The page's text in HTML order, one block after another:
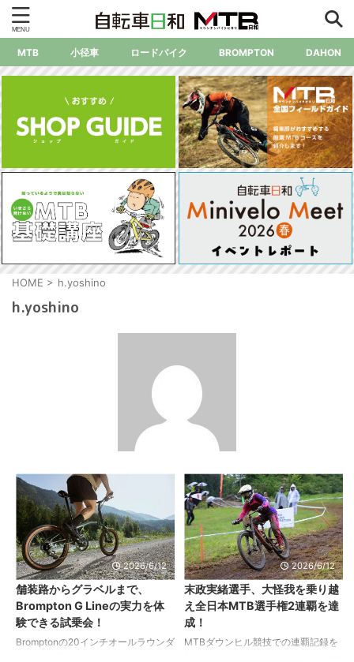
MTB 小径車 ロードバイク BROMPTON DAHON
HOME > h.yoshino
h.yoshino
2026/6/12
舗装路からグラベルまで、
Brompton G Lineの実力を体
験できる試乗会！
Bromptonの20インチオールラウンダ
2026/6/12
末政実緒選手、大怪我を乗り越
え全日本MTB選手権2連覇を達
成！
MTBダウンヒル競技での連覇記録を